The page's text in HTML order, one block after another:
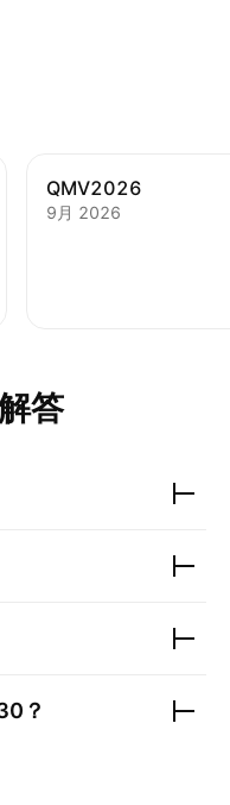
QMV2026
9月 2026
答
？